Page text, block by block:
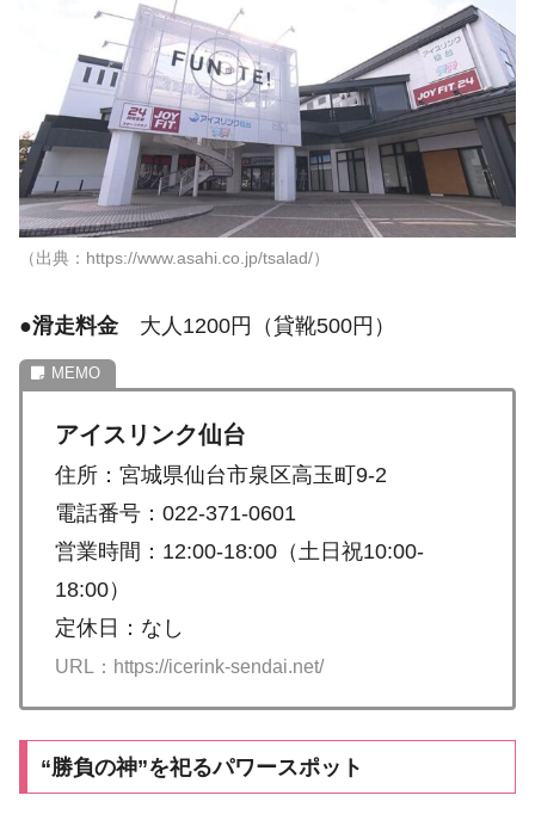
（出典：https://www.asahi.co.jp/tsalad/）
●滑走料金大人1200円（貸靴500円）
アイスリンク仙台
住所：宮城県仙台市泉区高玉町9-2
電話番号：022-371-0601
営業時間：12:00-18:00（土日祝10:00-
18:00）
定休日：なし
URL：https://icerink-sendai.net/
“勝負の神”を祀るパワースポット